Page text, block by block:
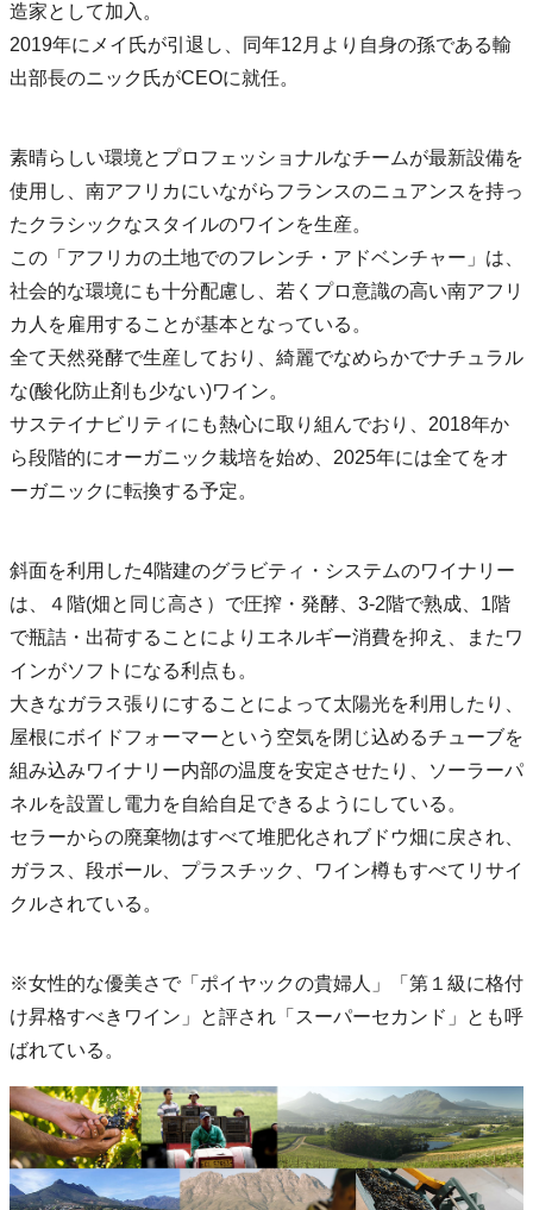
造家として加入。
2019年にメイ氏が引退し、同年12月より自身の孫である輸
出部長のニック氏がCEOに就任。
素晴らしい環境とプロフェッショナルなチームが最新設備を
使用し、南アフリカにいながらフランスのニュアンスを持っ
たクラシックなスタイルのワインを生産。
この「アフリカの土地でのフレンチ・アドベンチャー」は、
社会的な環境にも十分配慮し、若くプロ意識の高い南アフリ
カ人を雇用することが基本となっている。
全て天然発酵で生産しており、綺麗でなめらかでナチュラル
な(酸化防止剤も少ない)ワイン。
サステイナビリティにも熱心に取り組んでおり、2018年か
ら段階的にオーガニック栽培を始め、2025年には全てをオ
ーガニックに転換する予定。
斜面を利用した4階建のグラビティ・システムのワイナリー
は、４階(畑と同じ高さ）で圧搾・発酵、3-2階で熟成、1階
で瓶詰・出荷することによりエネルギー消費を抑え、またワ
インがソフトになる利点も。
大きなガラス張りにすることによって太陽光を利用したり、
屋根にボイドフォーマーという空気を閉じ込めるチューブを
組み込みワイナリー内部の温度を安定させたり、ソーラーパ
ネルを設置し電力を自給自足できるようにしている。
セラーからの廃棄物はすべて堆肥化されブドウ畑に戻され、
ガラス、段ボール、プラスチック、ワイン樽もすべてリサイ
クルされている。
※女性的な優美さで「ポイヤックの貴婦人」「第１級に格付
け昇格すべきワイン」と評され「スーパーセカンド」とも呼
ばれている。